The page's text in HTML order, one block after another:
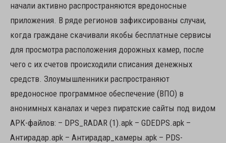
начали активно распространяются вредоносные
приложения. В ряде регионов зафиксированы случаи,
когда граждане скачивали якобы бесплатные сервисы
для просмотра расположения дорожных камер, после
чего с их счетов происходили списания денежных
средств. Злоумышленники распространяют
вредоносное программное обеспечение (ВПО) в
анонимных каналах и через пиратские сайты под видом
АРК-файлов: – DPS_RADAR (1).apk – GDEDPS.apk –
Антирадар.apk – Антирадар_камеры.apk – PDS-